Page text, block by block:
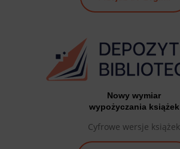
Nowy wymiar
wypożyczania książek
Cyfrowe wersje książek